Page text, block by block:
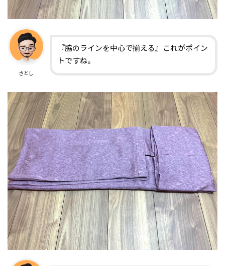
さとし
『脇のラインを中心で揃える』これがポイン
トですね。